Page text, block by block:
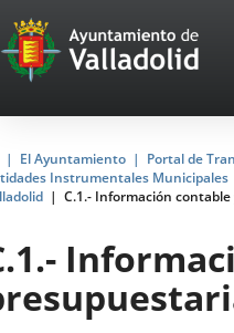
Portal
Web
del
de
Valladolid
El Ayuntamiento Portal de
Instrumentales Municipales
C.1.- Información